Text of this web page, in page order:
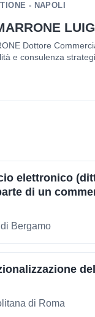
- NAPOLI
Dottore
e consulenza
elettronico
di un
Bergamo
di Roma